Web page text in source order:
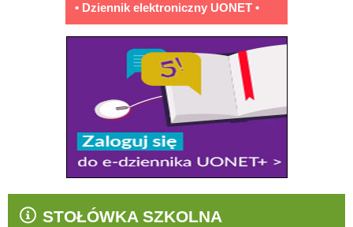
• Dziennik elektroniczny UONET •
STOŁÓWKA SZKOLNA